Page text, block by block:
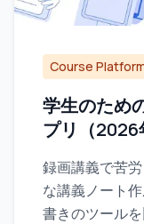
Course
学生のため
プリ（2026
録画講義で苦
な講義ノート
書きのツール